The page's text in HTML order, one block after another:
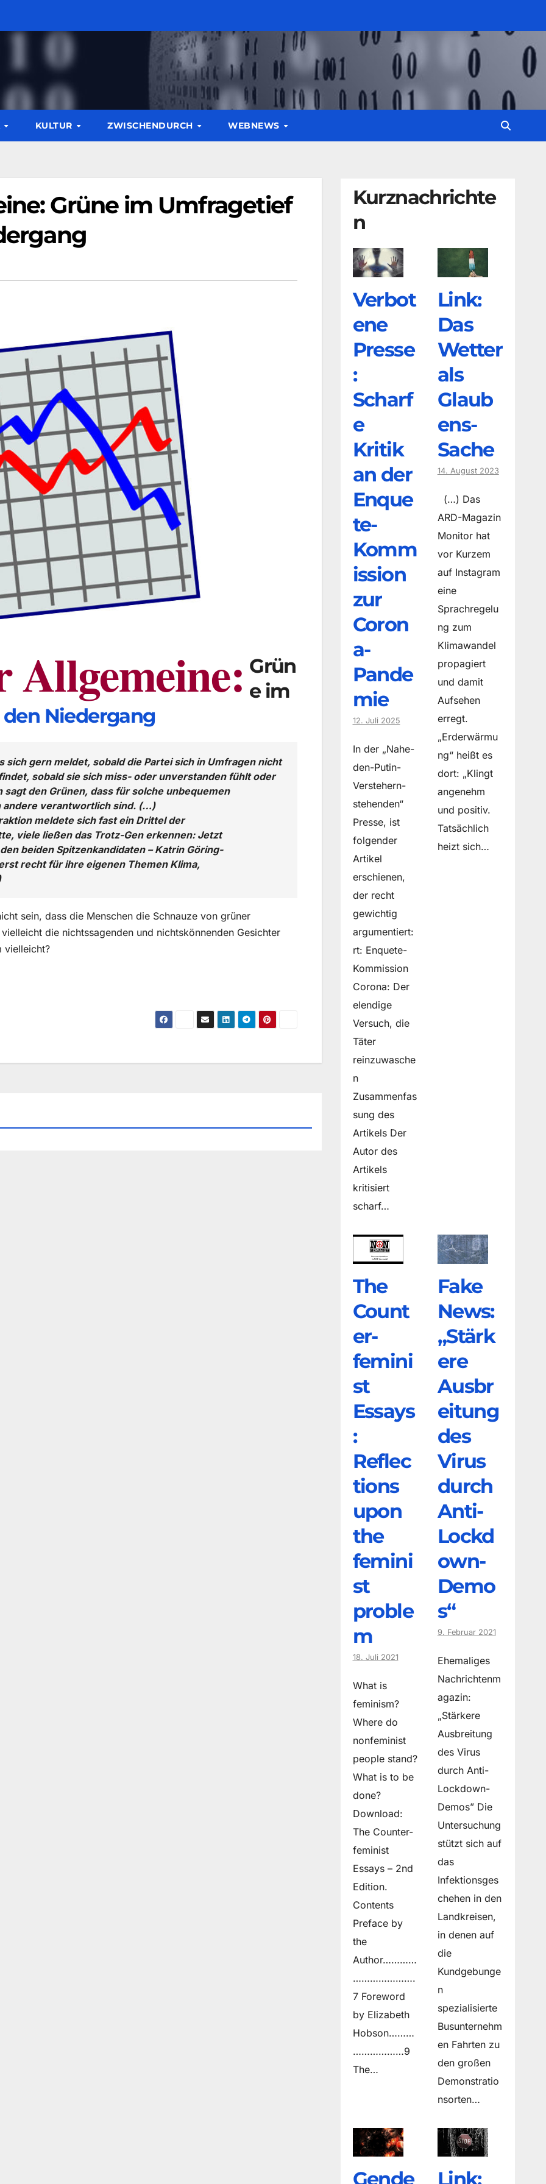
KULTUR ZWISCHENDURCH WEBNEWS
Grüne im Umfragetief
Grün
e im
Niedergang
sich gern meldet, sobald die Partei sich in Umfragen nicht
sobald sie sich miss- oder unverstanden fühlt oder
den Grünen, dass für solche unbequemen
andere verantwortlich sind. (…)
meldete sich fast ein Drittel der
viele ließen das Trotz-Gen erkennen: Jetzt
beiden Spitzenkandidaten – Katrin Göring-
recht für ihre eigenen Themen Klima,
sein, dass die Menschen die Schnauze von grüner
die nichtssagenden und nichtskönnenden Gesichter
vielleicht?
Kurznachrichte
n
Verbot
ene
Presse
:
Scharf
e
Kritik
an der
Enque
te-
Komm
ission
zur
Coron
a-
Pande
mie
12. Juli 2025
In der „Nahe-
den-Putin-
Verstehern-
stehenden“
Presse, ist
folgender
Artikel
erschienen,
der recht
gewichtig
argumentiert:
rt: Enquete-
Kommission
Corona: Der
elendige
Versuch, die
Täter
reinzuwasche
n
Zusammenfas
sung des
Artikels Der
Autor des
Artikels
kritisiert
scharf…
Link:
Das
Wetter
als
Glaub
ens-
Sache
14. August 2023
(…) Das
ARD-Magazin
Monitor hat
vor Kurzem
auf Instagram
eine
Sprachregelu
ng zum
Klimawandel
propagiert
und damit
Aufsehen
erregt.
„Erderwärmu
ng“ heißt es
dort: „Klingt
angenehm
und positiv.
Tatsächlich
heizt sich…
The
Count
er­
femini
st
Essays
:
Reflec
tions
upon
the
femini
st
proble
m
18. Juli 2021
What is
feminism?
Where do
non­feminist
people stand?
What is to be
done?
Download:
The Counter-
feminist
Essays – 2nd
Edition.
Contents
Preface by
the
Author…………
………………….
7 Foreword
by Elizabeth
Hobson………
………………9
The…
Fake
News:
„Stärk
ere
Ausbr
eitung
des
Virus
durch
Anti-
Lockd
own-
Demo
s“
9. Februar 2021
Ehemaliges
Nachrichtenm
agazin:
„Stärkere
Ausbreitung
des Virus
durch Anti-
Lockdown-
Demos” Die
Untersuchung
stützt sich auf
das
Infektionsges
chehen in den
Landkreisen,
in denen auf
die
Kundgebunge
n
spezialisierte
Busunternehm
en Fahrten zu
den großen
Demonstratio
nsorten…
Gende Link: